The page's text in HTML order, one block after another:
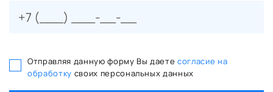
Отправляя данную форму Вы даете согласие на
обработку своих персональных данных